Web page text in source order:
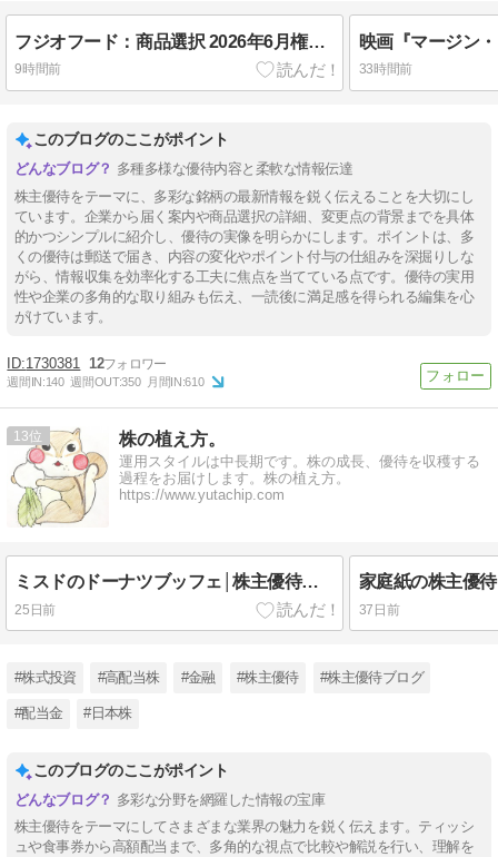
フジオフード：商品選択 2026年6月権利(2752)・株主優待券または自社商品など食品中心
9時間前
映画『マージン
33時間前
このブログのここがポイント
多種多様な優待内容と柔軟な情報伝達
株主優待をテーマに、多彩な銘柄の最新情報を鋭く伝えることを大切にし
ています。企業から届く案内や商品選択の詳細、変更点の背景までを具体
的かつシンプルに紹介し、優待の実像を明らかにします。ポイントは、多
くの優待は郵送で届き、内容の変化やポイント付与の仕組みを深掘りしな
がら、情報収集を効率化する工夫に焦点を当てている点です。優待の実用
性や企業の多角的な取り組みも伝え、一読後に満足感を得られる編集を心
がけています。
1730381 12
週間IN:140 週間OUT:350 月間IN:610
13 株の植え方。
運用スタイルは中長期です。株の成長、優待を収穫する
過程をお届けします。株の植え方。
https://www.yutachip.com
ミスドのドーナツブッフェ│株主優待で体験。何個食べられるか・どれだけお得かを検証します
25日前 37日前
#株式投資 #高配当株 #金融 #株主優待 #株主優待ブログ
#配当金 #日本株
このブログのここがポイント
多彩な分野を網羅した情報の宝庫
株主優待をテーマにしてさまざまな業界の魅力を鋭く伝えます。ティッシ
ュや食事券から高額配当まで、多角的な視点で比較や解説を行い、理解を